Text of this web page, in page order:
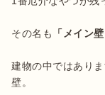
その名も 「メイン壁
建物の中ではあり
壁。